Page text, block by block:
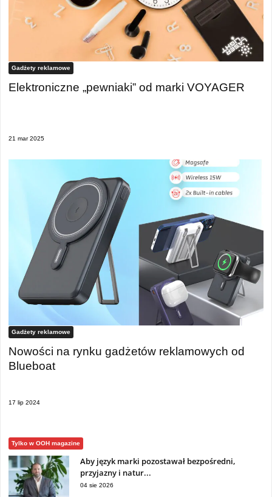
Gadżety reklamowe
Elektroniczne „pewniaki” od marki VOYAGER
21 mar 2025
Gadżety reklamowe
Nowości na rynku gadżetów reklamowych od
Blueboat
17 lip 2024
Tylko w OOH magazine
Aby język marki pozostawał bezpośredni,
przyjazny i natur...
04 sie 2026